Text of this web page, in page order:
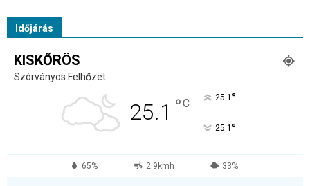
Időjárás
KISKŐRÖS
Szórványos Felhőzet
25.1 °C 25.1 °
25.1 °
65% 2.9kmh 33%